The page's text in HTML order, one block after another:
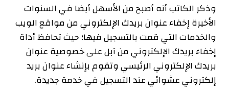
وذكر الكاتب أنه أصبح من الأسهل أيضا في السنوات
الأخيرة إخفاء عنوان بريدك الإلكتروني من مواقع الويب
والخدمات التي قمت بالتسجيل فيها؛ حيث تحافظ أداة
إخفاء بريدك الإلكتروني من آبل على خصوصية عنوان
بريدك الإلكتروني الرئيسي وتقوم بإنشاء عنوان بريد
إلكتروني عشوائي عند التسجيل في خدمة جديدة.